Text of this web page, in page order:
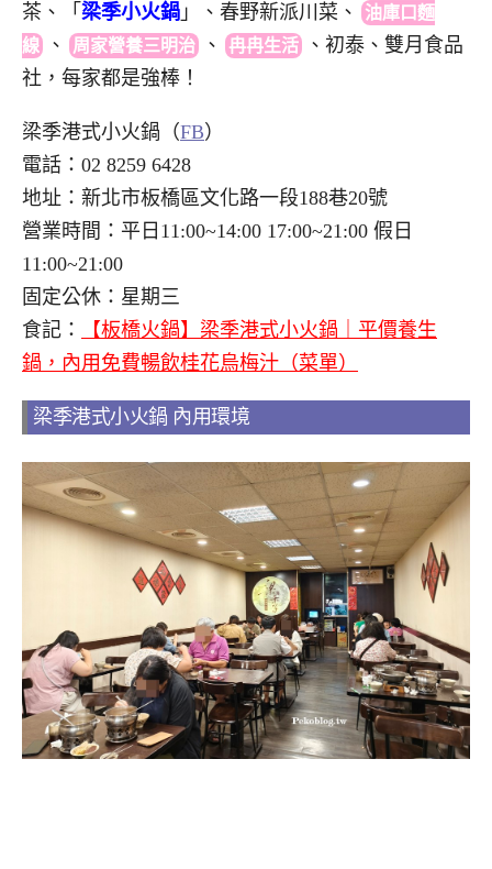
茶、「 梁季小火鍋 」、春野新派川菜 、
油庫口麵
線
、 周家營養三明治 、 冉冉生活 、 初泰、雙月食品
社，每家都是強棒！
梁季港式小火鍋（FB）
電話：02 8259 6428
地址：新北市板橋區文化路一段188巷20號
營業時間：平日11:00~14:00 17:00~21:00 假日
11:00~21:00
固定公休：星期三
食記：
【板橋火鍋】梁季港式小火鍋｜平價養生
鍋，內用免費暢飲桂花烏梅汁（菜單）
梁季港式小火鍋 內用環境